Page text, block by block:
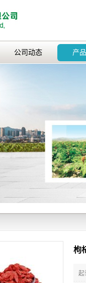
公司动态 产
枸
起